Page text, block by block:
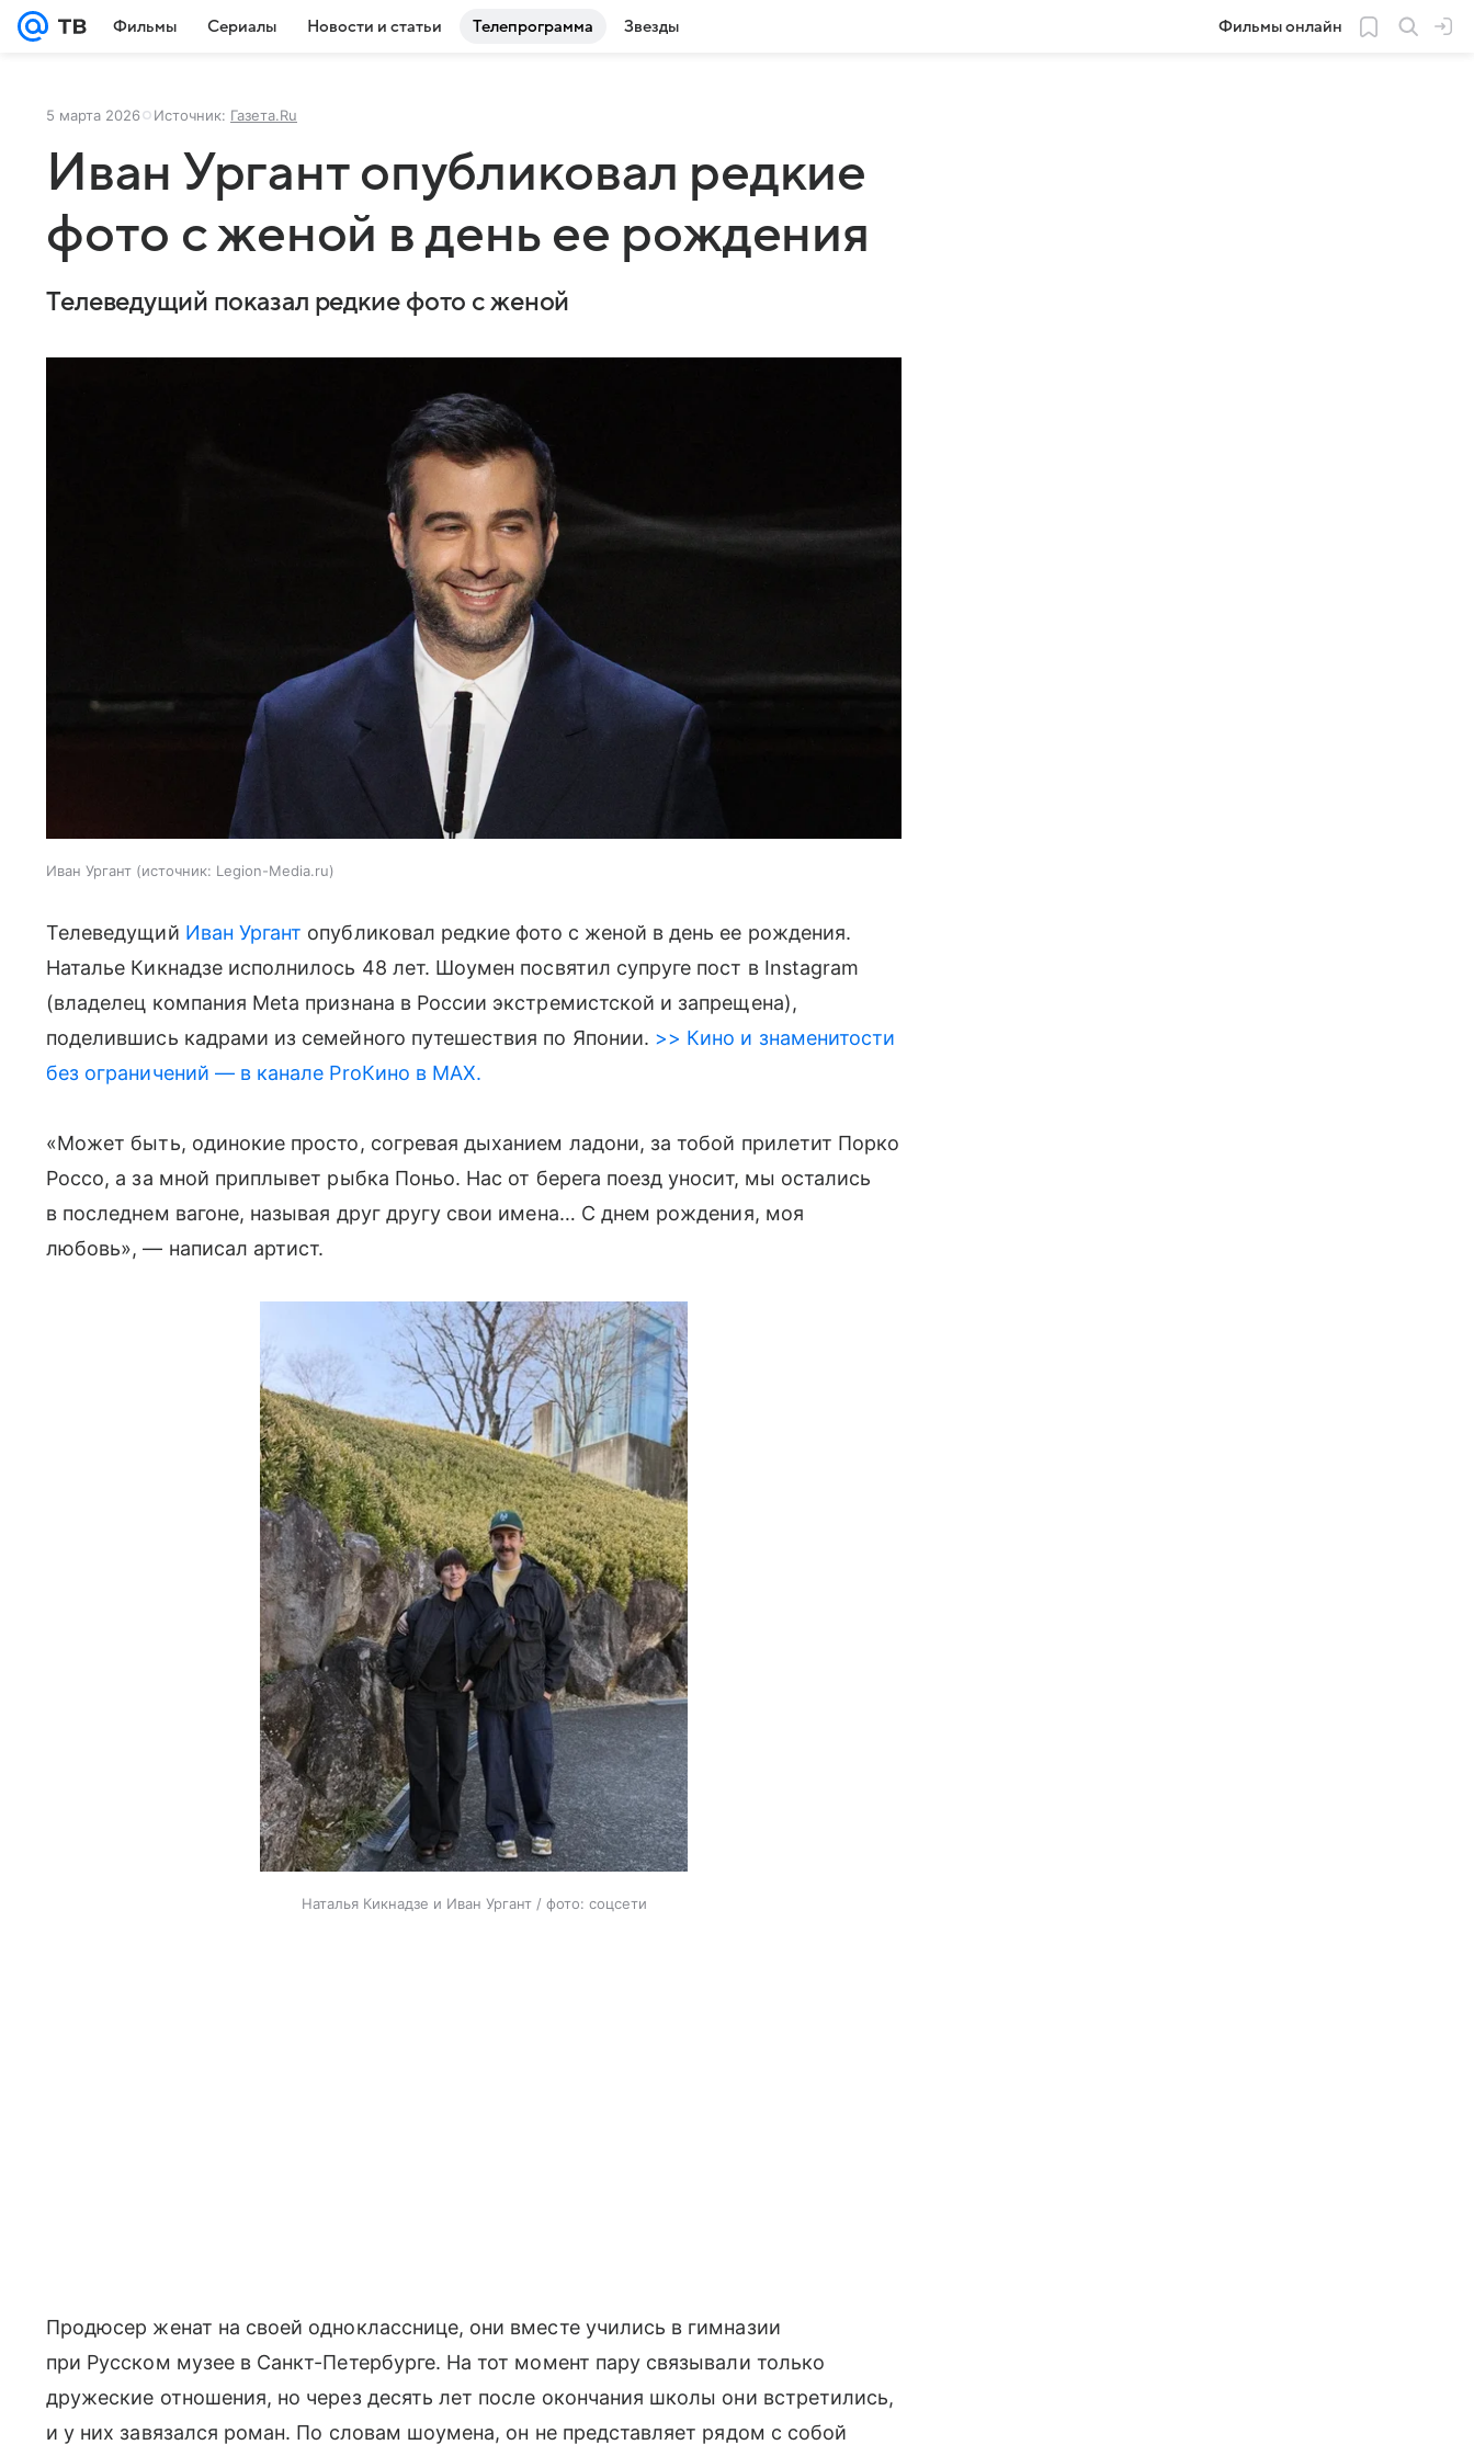
Фильмы Сериалы Новости и статьи Телепрограмма Звезды Фильмы онлайн
5 марта 2026 Источник: Газета.Ru
Иван Ургант опубликовал редкие
фото с женой в день ее рождения
Телеведущий показал редкие фото с женой
Иван Ургант источник: Legion-Media.ru
Телеведущий Иван Ургант опубликовал редкие фото с женой в день ее рождения.
Наталье Кикнадзе исполнилось 48 лет. Шоумен посвятил супруге пост в Instagram
(владелец компания Meta признана в России экстремистской и запрещена),
поделившись кадрами из семейного путешествия по Японии. >> Кино и знаменитости
без ограничений — в канале ProКино в MAX.
«Может быть, одинокие просто, согревая дыханием ладони, за тобой прилетит Порко
Россо, а за мной приплывет рыбка Поньо. Нас от берега поезд уносит, мы остались
в последнем вагоне, называя друг другу свои имена… С днем рождения, моя
любовь», — написал артист.
Наталья Кикнадзе и Иван Ургант / фото: соцсети
Продюсер женат на своей однокласснице, они вместе учились в гимназии
при Русском музее в Санкт-Петербурге. На тот момент пару связывали только
дружеские отношения, но через десять лет после окончания школы они встретились,
и у них завязался роман. По словам шоумена, он не представляет рядом с собой